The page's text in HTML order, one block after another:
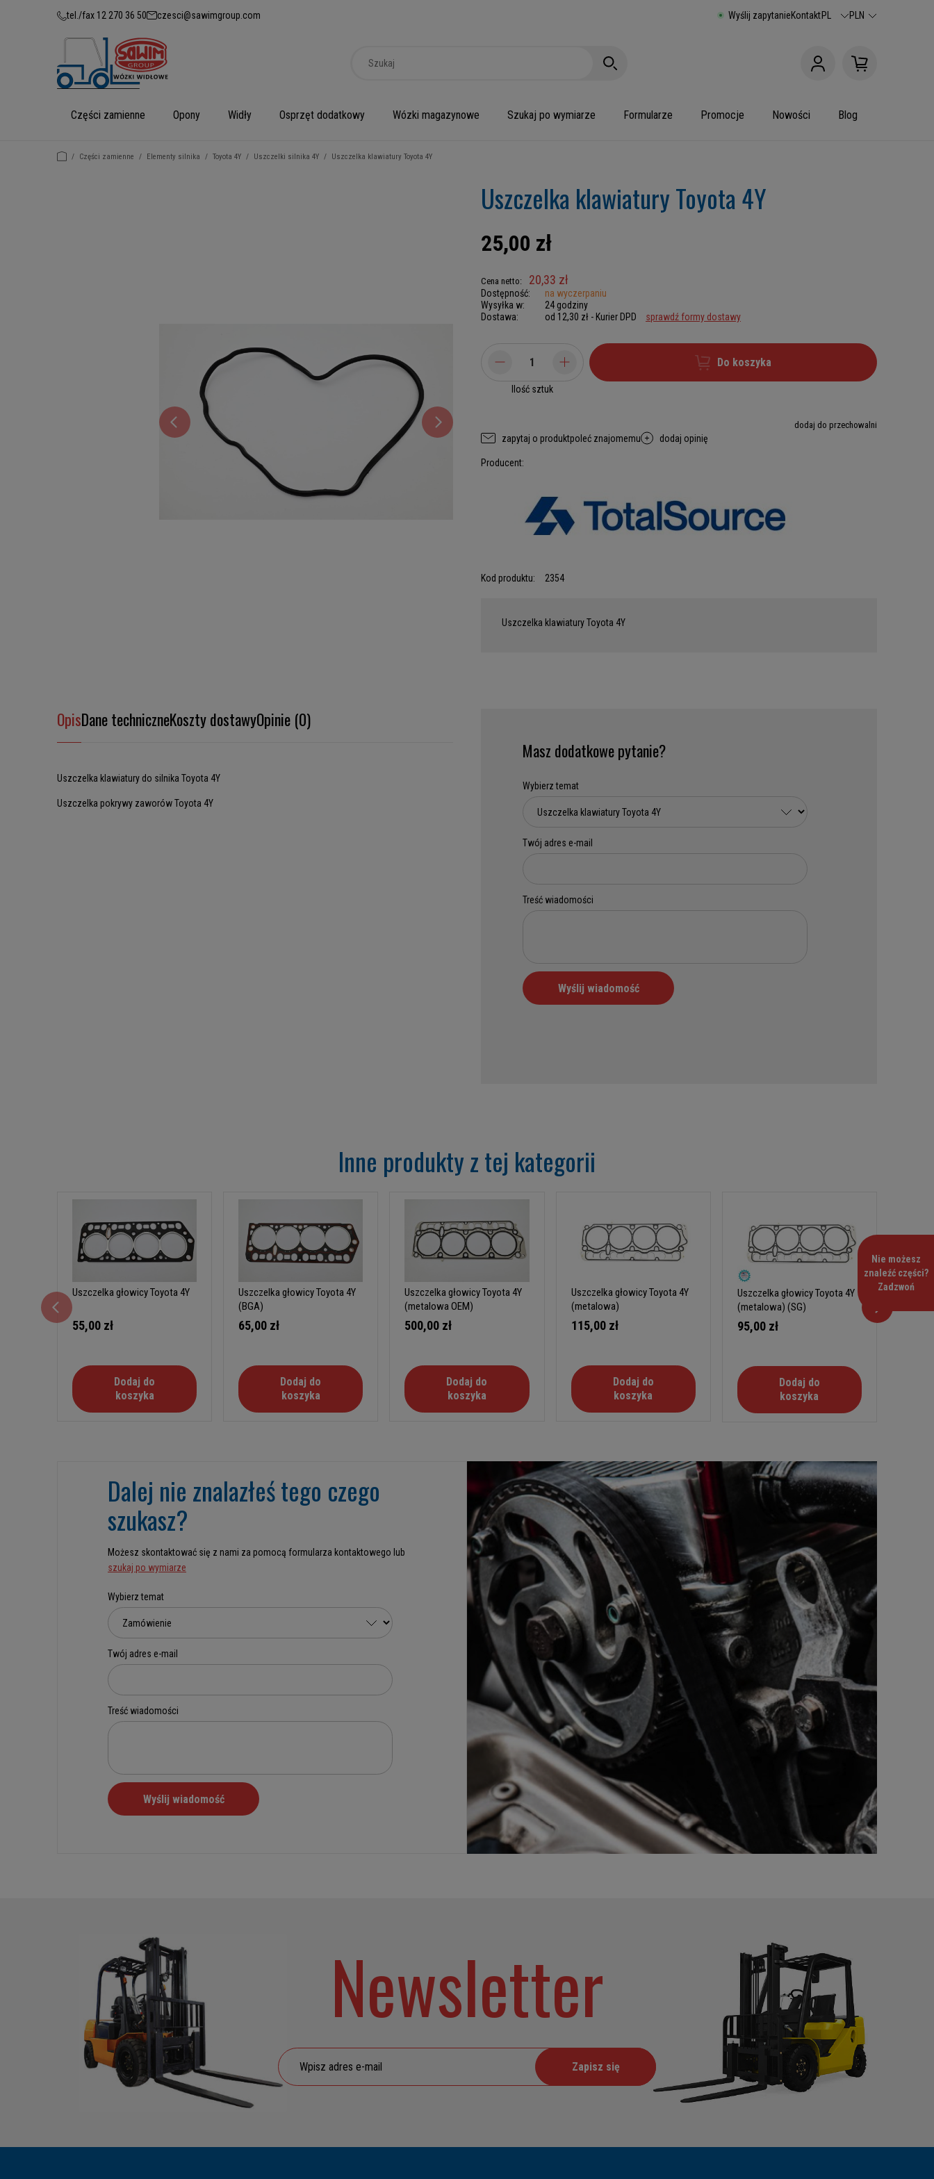
tel./fax 12 270 36 50 czesci@sawimgroup.com Wyślij zapytanieKontaktPL PLN
Części zamienne Opony Widły Osprzęt dodatkowy Wózki magazynowe Szukaj po wymiarze Formularze Promocje Nowości Blog
/ Części zamienne / Elementy silnika / Toyota 4Y / Uszczelki silnika 4Y / Uszczelka klawiatury Toyota 4Y
Uszczelka klawiatury Toyota 4Y
25,00 zł
Cena netto: 20,33 zł
Dostępność:
na wyczerpaniu
Wysyłka w:
24 godziny
Dostawa:
od 12,30 zł - Kurier DPD sprawdź formy dostawy
Ilość sztuk
Do koszyka
dodaj do przechowalni
zapytaj o produktpoleć znajomemu dodaj opinię
Producent:
Kod produktu: 2354
Uszczelka klawiatury Toyota 4Y
OpisDane techniczneKoszty dostawyOpinie (0)
Uszczelka klawiatury do silnika Toyota 4Y
Uszczelka pokrywy zaworów Toyota 4Y
Masz dodatkowe pytanie?
Inne produkty z tej kategorii
Uszczelka głowicy Toyota 4Y
55,00 zł
Dodaj do
koszyka
Uszczelka głowicy Toyota 4Y
(BGA)
65,00 zł
Dodaj do
koszyka
Uszczelka głowicy Toyota 4Y
(metalowa OEM)
500,00 zł
Dodaj do
koszyka
Uszczelka głowicy Toyota 4Y
(metalowa)
115,00 zł
Dodaj do
koszyka
Uszczelka głowicy Toyota 4Y
(metalowa) (SG)
95,00 zł
Dodaj do
koszyka
Dalej nie znalazłeś tego czego
szukasz?
Możesz skontaktować się z nami za pomocą formularza kontaktowego lub
szukaj po wymiarze
Newsletter
Zapisz się
Nie możesz
znaleźć części?
Zadzwoń